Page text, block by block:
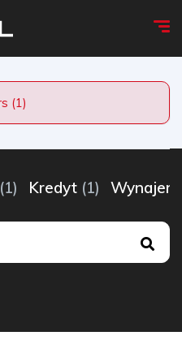
Filters (1)
(1) Kredyt (1) Wynajem